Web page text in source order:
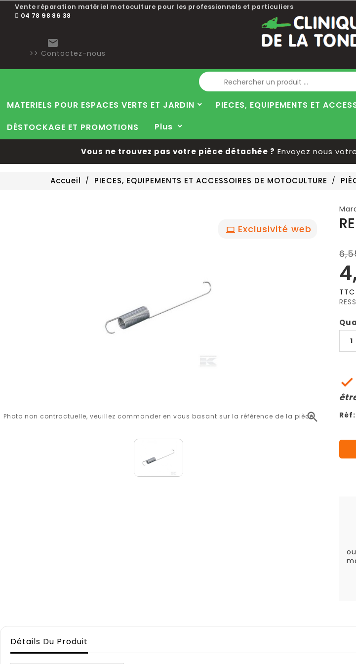
Vente réparation matériel motoculture pour les professionnels et particuliers
04 78 98 86 38

>> Contactez-nous
MATERIELS POUR ESPACES VERTS ET JARDIN PIECES, EQUIPEMENTS ET
DÉSTOCKAGE ET PROMOTIONS
Plus
Vous ne trouvez pas votre pièce détachée ?Envoyez nous votre
Accueil PIECES, EQUIPEMENTS ET ACCESSOIRES DE MOTOCULTURE
Exclusivité web

Photo non contractuelle, veuillez commander en vous basant sur la référence de la pièce
TTC

Réf:
Détails Du Produit